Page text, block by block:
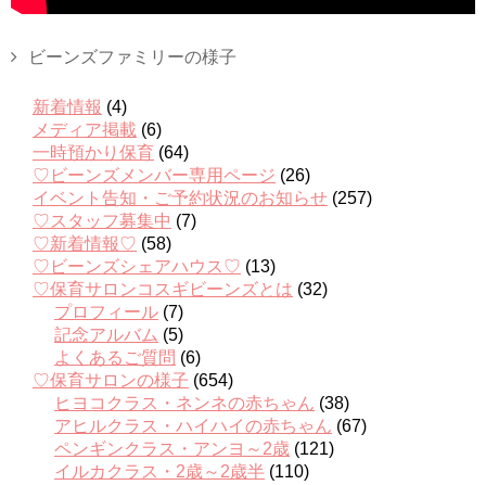
ビーンズファミリーの様子
新着情報 (4)
メディア掲載 (6)
一時預かり保育 (64)
♡ビーンズメンバー専用ページ (26)
イベント告知・ご予約状況のお知らせ (257)
♡スタッフ募集中 (7)
♡新着情報♡ (58)
♡ビーンズシェアハウス♡ (13)
♡保育サロンコスギビーンズとは (32)
プロフィール (7)
記念アルバム (5)
よくあるご質問 (6)
♡保育サロンの様子 (654)
ヒヨコクラス・ネンネの赤ちゃん (38)
アヒルクラス・ハイハイの赤ちゃん (67)
ペンギンクラス・アンヨ～2歳 (121)
イルカクラス・2歳～2歳半 (110)